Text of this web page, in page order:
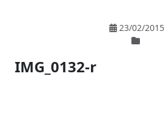
23/02/2015
IMG_0132-r